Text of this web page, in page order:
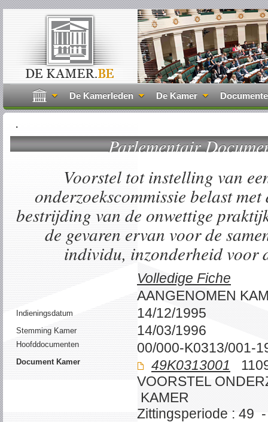
De Kamerleden De Kamer
.
Parlementair
Voorstel tot instelling van
onderzoekscommissie belast
bestrijding van de onwettige
de gevaren ervan voor de
individu, inzonderheid voor
Volledige Fiche
AANGENOMEN
Indieningsdatum 14/12/1995
Stemming Kamer 14/03/1996
Hoofddocumenten 00/000-K0313/001-
Document Kamer 49K0313001
VOORSTEL
KAMER
Zittingsperiode : 49